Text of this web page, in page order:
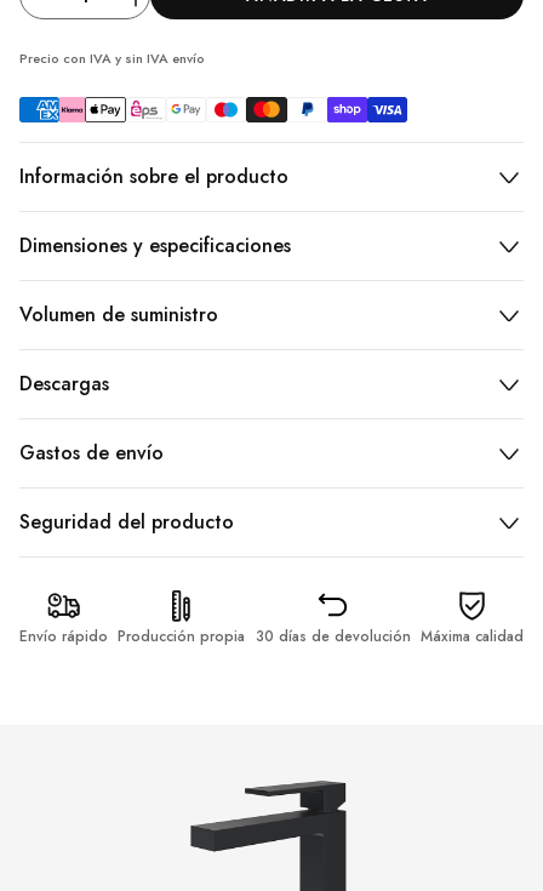
Precio con IVA y sin IVAenvío
Información sobre el producto
Dimensiones y especificaciones
Volumen de suministro
Descargas
Gastos de envío
Seguridad del producto
Envío rápido Producción propia 30 días de devolución Máxima calidad